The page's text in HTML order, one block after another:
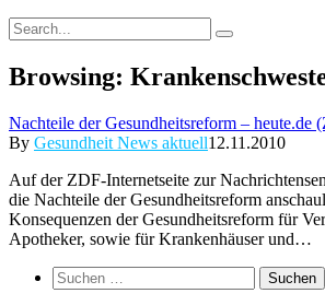
Browsing:
Nachteile der Gesundheitsreform – heute.de
By Gesundheit News aktuell12.11.2010
Auf der ZDF-Internetseite zur
die Nachteile der Gesundheitsreform
Konsequenzen der Gesundheitsreform für
Apotheker, sowie für Krankenhäuser und…
Suchen
nach: